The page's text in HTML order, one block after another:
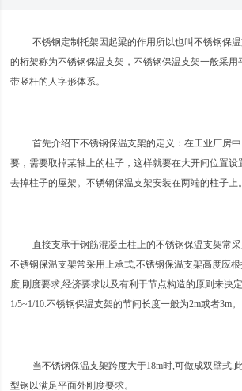
不锈钢定制托架因起梁的作用所以也叫不锈钢保
的桁架称为不锈钢保温支架，不锈钢保温支架一般采用
带竖杆的人字形体系。
首先介绍下不锈钢保温支架的定义：在工业厂房
要，需要取掉某轴上的柱子，这样就要在大开间位置
去掉柱子的屋架。不锈钢保温支架安装在两端的柱子上。
直接支承于钢筋混凝土柱上的不锈钢保温支架常
不锈钢保温支架常采用上承式,不锈钢保温支架高度应
度,刚度要求,经济要求以及有利于节点构造的原则来决
1/5~1/10.不锈钢保温支架的节间长度一般为2m或者3m。
当不锈钢保温支架跨度大于18m时,可做成双壁式,
型钢以满足平面外刚度要求。